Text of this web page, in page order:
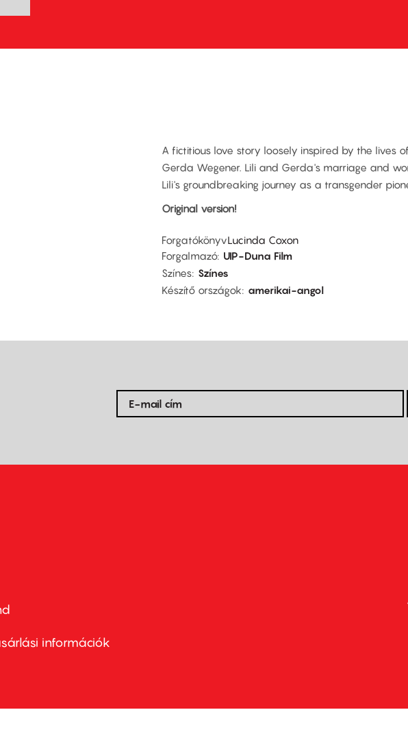
A fictitious love story loosely inspired by the lives
Gerda Wegener. Lili and Gerda's marriage and
Lili's groundbreaking journey as a transgender
Original version!
ForgatókönyvLucinda Coxon
Forgalmazó UIP-Duna Film
Színes Színes
Készítő országok
amerikai-angol
információk